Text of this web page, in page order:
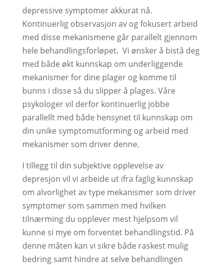
depressive symptomer akkurat nå.
Kontinuerlig observasjon av og fokusert arbeid
med disse mekanismene går parallelt gjennom
hele behandlingsforløpet. Vi ønsker å bistå deg
med både økt kunnskap om underliggende
mekanismer for dine plager og komme til
bunns i disse så du slipper å plages. Våre
psykologer vil derfor kontinuerlig jobbe
parallellt med både hensynet til kunnskap om
din unike symptomutforming og arbeid med
mekanismer som driver denne.
I tillegg til din subjektive opplevelse av
depresjon vil vi arbeide ut ifra faglig kunnskap
om alvorlighet av type mekanismer som driver
symptomer som sammen med hvilken
tilnærming du opplever mest hjelpsom vil
kunne si mye om forventet behandlingstid. På
denne måten kan vi sikre både raskest mulig
bedring samt hindre at selve behandlingen